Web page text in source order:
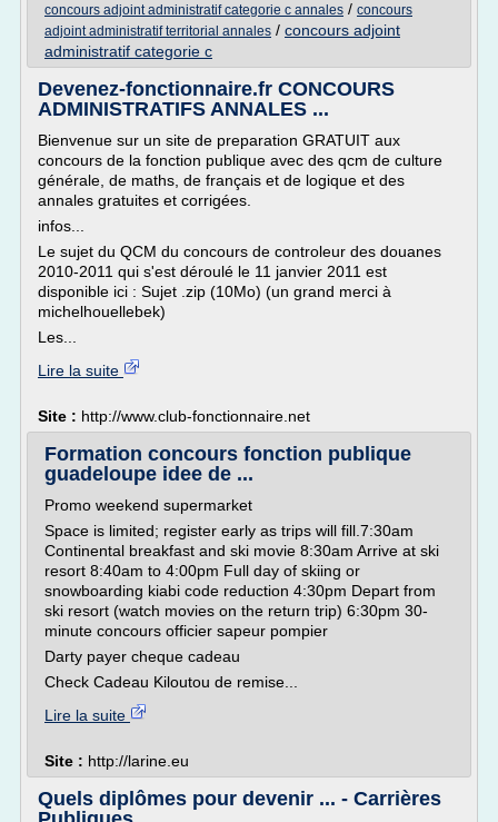
concours adjoint administratif categorie c annales / concours
adjoint administratif territorial annales / concours adjoint
administratif categorie c
Devenez-fonctionnaire.fr CONCOURS
ADMINISTRATIFS ANNALES ...
Bienvenue sur un site de preparation GRATUIT aux
concours de la fonction publique avec des qcm de culture
générale, de maths, de français et de logique et des
annales gratuites et corrigées.
infos...
Le sujet du QCM du concours de controleur des douanes
2010-2011 qui s'est déroulé le 11 janvier 2011 est
disponible ici : Sujet .zip (10Mo) (un grand merci à
michelhouellebek)
Les...
Lire la suite
Site : http://www.club-fonctionnaire.net
Formation concours fonction publique
guadeloupe idee de ...
Promo weekend supermarket
Space is limited; register early as trips will fill.7:30am
Continental breakfast and ski movie 8:30am Arrive at ski
resort 8:40am to 4:00pm Full day of skiing or
snowboarding kiabi code reduction 4:30pm Depart from
ski resort (watch movies on the return trip) 6:30pm 30-
minute concours officier sapeur pompier
Darty payer cheque cadeau
Check Cadeau Kiloutou de remise...
Lire la suite
Site : http://larine.eu
Quels diplômes pour devenir ... - Carrières